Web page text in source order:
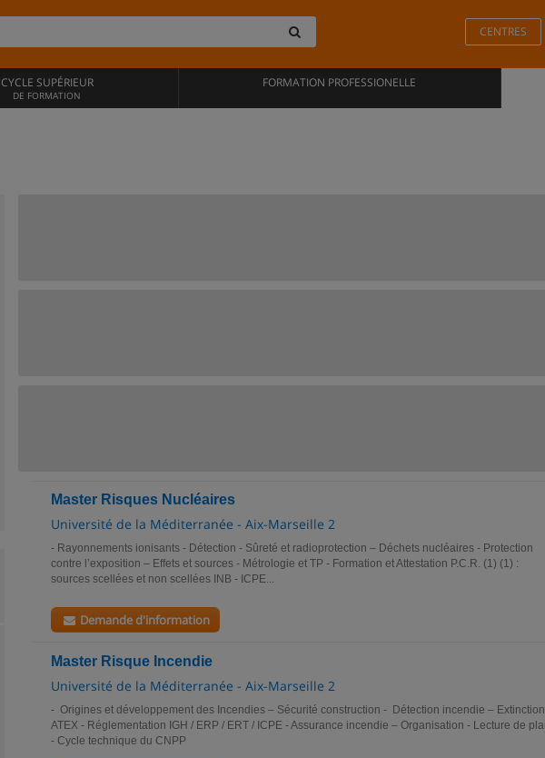
CENTRES
CYCLE SUPÉRIEUR
DE FORMATION
FORMATION PROFESSIONELLE
Master Risques Nucléaires
Université de la Méditerranée - Aix-Marseille 2
- Rayonnements ionisants - Détection - Sûreté et radioprotection – Déchets nucléaires - Protection
contre l’exposition – Effets et sources - Métrologie et TP - Formation et Attestation P.C.R. (1) (1) :
sources scellées et non scellées INB - ICPE...
Demande d'information
Master Risque Incendie
Université de la Méditerranée - Aix-Marseille 2
- Origines et développement des Incendies – Sécurité construction - Détection incendie –
ATEX - Réglementation IGH / ERP / ERT / ICPE - Assurance incendie – Organisation - Lecture de
- Cycle technique du CNPP